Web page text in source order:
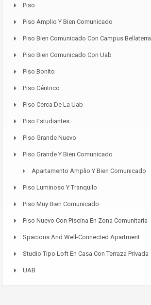
Piso
Piso Amplio Y Bien Comunicado
Piso Bien Comunicado Con Campus Bellaterra
Piso Bien Comunicado Con Uab
Piso Bonito
Piso Céntrico
Piso Cerca De La Uab
Piso Estudiantes
Piso Grande Nuevo
Piso Grande Y Bien Comunicado
Apartamento Amplio Y Bien Comunicado
Piso Luminoso Y Tranquilo
Piso Muy Bien Comunicado
Piso Nuevo Con Piscina En Zona Comunitaria
Spacious And Well-Connected Apartment
Studio Tipo Loft En Casa Con Terraza Privada
UAB